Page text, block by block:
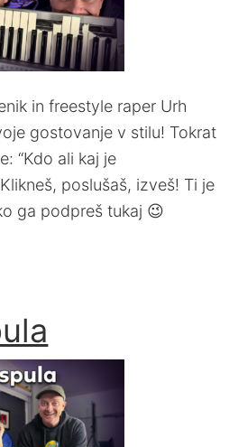
in freestyle raper Urh
gostovanje v stilu! Tokrat
“Kdo ali kaj je
poslušaš, izveš! Ti je
ga podpreš tukaj 😉